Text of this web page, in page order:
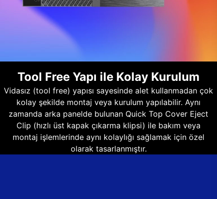
Tool Free Yapı ile Kolay Kurulum
Vidasız (tool free) yapısı sayesinde alet kullanmadan çok
kolay şekilde montaj veya kurulum yapılabilir. Aynı
zamanda arka panelde bulunan Quick Top Cover Eject
Clip (hızlı üst kapak çıkarma klipsi) ile bakım veya
montaj işlemlerinde aynı kolaylığı sağlamak için özel
olarak tasarlanmıştır.